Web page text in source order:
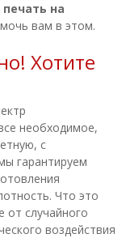
печать на
вам в этом.
Хотите
необходимое,
с
гарантируем
Что это
от случайного
воздействия